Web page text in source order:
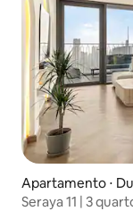
Apartamento ⋅
Seraya 11 | 3